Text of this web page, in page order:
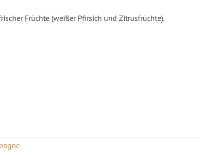
Früchte (weißer Pfirsich und Zitrusfrüchte).